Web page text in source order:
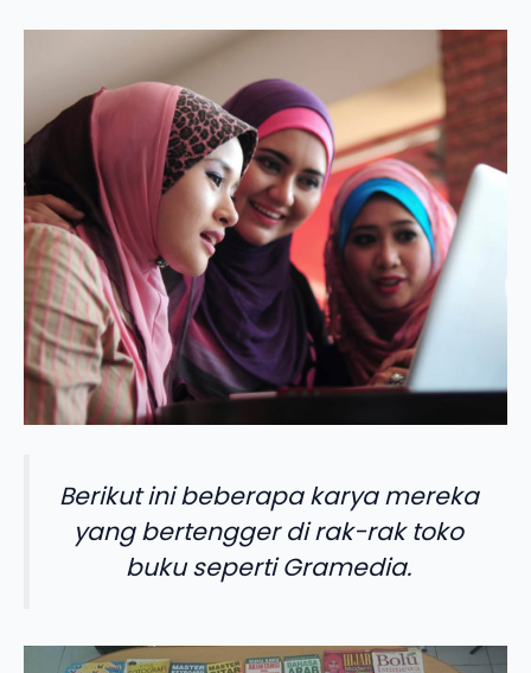
Berikut ini beberapa karya mereka
yang bertengger di rak-rak toko
buku seperti Gramedia.